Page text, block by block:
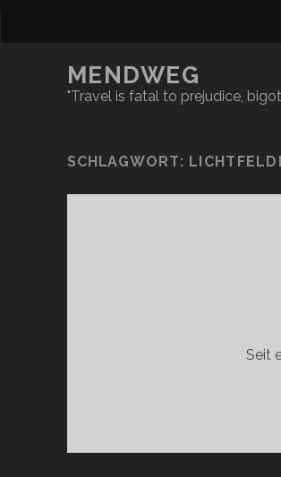
MENDWEG
"Travel is fatal to prejudice,
SCHLAGWORT:
Seit